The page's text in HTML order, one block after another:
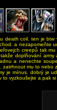
death coil. ten je
a nezapomeňte
creepů tak
doplňování
a nenechte
zatrhnout mu to nebo
je mínus. dobrý je
to vyzkoušejte a pak